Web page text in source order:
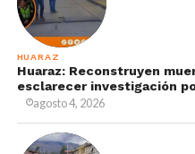
HUARAZ
Huaraz: Reconstruyen
esclarecer investigación
agosto 4, 2026